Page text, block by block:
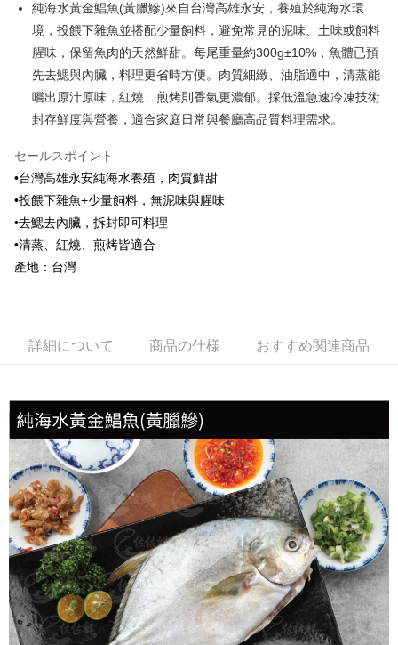
華南商業銀行
彰化商業銀行
上海商業儲蓄銀行
台北富邦商業銀行
国泰世華商業銀行
兆豐國際商業銀行
台湾中小企業銀行
台中商業銀行
聯邦商業銀行
遠東国際商業銀行
元大商業銀行
永豐商業銀行
台新國際商業銀行
台湾楽天クレジットカード会社
華南商業銀行
彰化商業銀行
上海商業儲蓄銀行
台北富邦商業銀行
国泰世華商業銀行
兆豐國際商業銀行
台湾中小企業銀行
台中商業銀行
HSBC(台湾)商業銀行
華泰商業銀行
元大商業銀行
台新國際商業銀行
中国信託商業銀行
台湾楽天クレジットカード会社
LINE Pay
Apple Pay
Easy Wallet
Google Pay
ATM払い
代金引換
配送方法
冷凍7-11取貨(快速到店，到貨後4天內需取貨)
配送毎にNT$150、NT$999以上で送料無料
配送毎にNT$180、NT$999以上で送料無料
純海水黃金鯧魚(黃臘鰺)來自台灣高雄永安，養殖於純海水環
境，投餵下雜魚並搭配少量飼料，避免常見的泥味、土味或飼料
腥味，保留魚肉的天然鮮甜。每尾重量約300g±10%，魚體已預
先去鰓與內臟，料理更省時方便。肉質細緻、油脂適中，清蒸能
嚐出原汁原味，紅燒、煎烤則香氣更濃郁。採低溫急速冷凍技術
封存鮮度與營養，適合家庭日常與餐廳高品質料理需求。
セールスポイント
•台灣高雄永安純海水養殖，肉質鮮甜
•投餵下雜魚+少量飼料，無泥味與腥味
•去鰓去內臟，拆封即可料理
•清蒸、紅燒、煎烤皆適合
產地：台灣
詳細について 商品の仕様 おすすめ関連商品